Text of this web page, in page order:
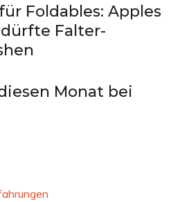
Foldables: Apples
Falter-
Monat bei